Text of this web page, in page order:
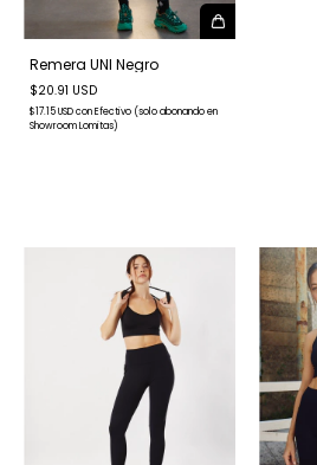
Remera UNI Negro
$20.91 USD
$17.15 USDconEfectivo (solo abonando en
Showroom Lomitas)